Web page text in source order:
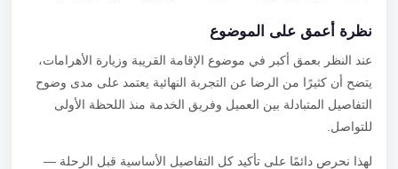
نظرة أعمق على الموضوع
عند النظر بعمق أكبر في موضوع الإقامة القريبة وزيارة الأهرامات،
يتضح أن كثيرًا من الرضا عن التجربة النهائية يعتمد على مدى وضوح
التفاصيل المتبادلة بين العميل وفريق الخدمة منذ اللحظة الأولى
للتواصل.
لهذا نحرص دائمًا على تأكيد كل التفاصيل الأساسية قبل الرحلة —